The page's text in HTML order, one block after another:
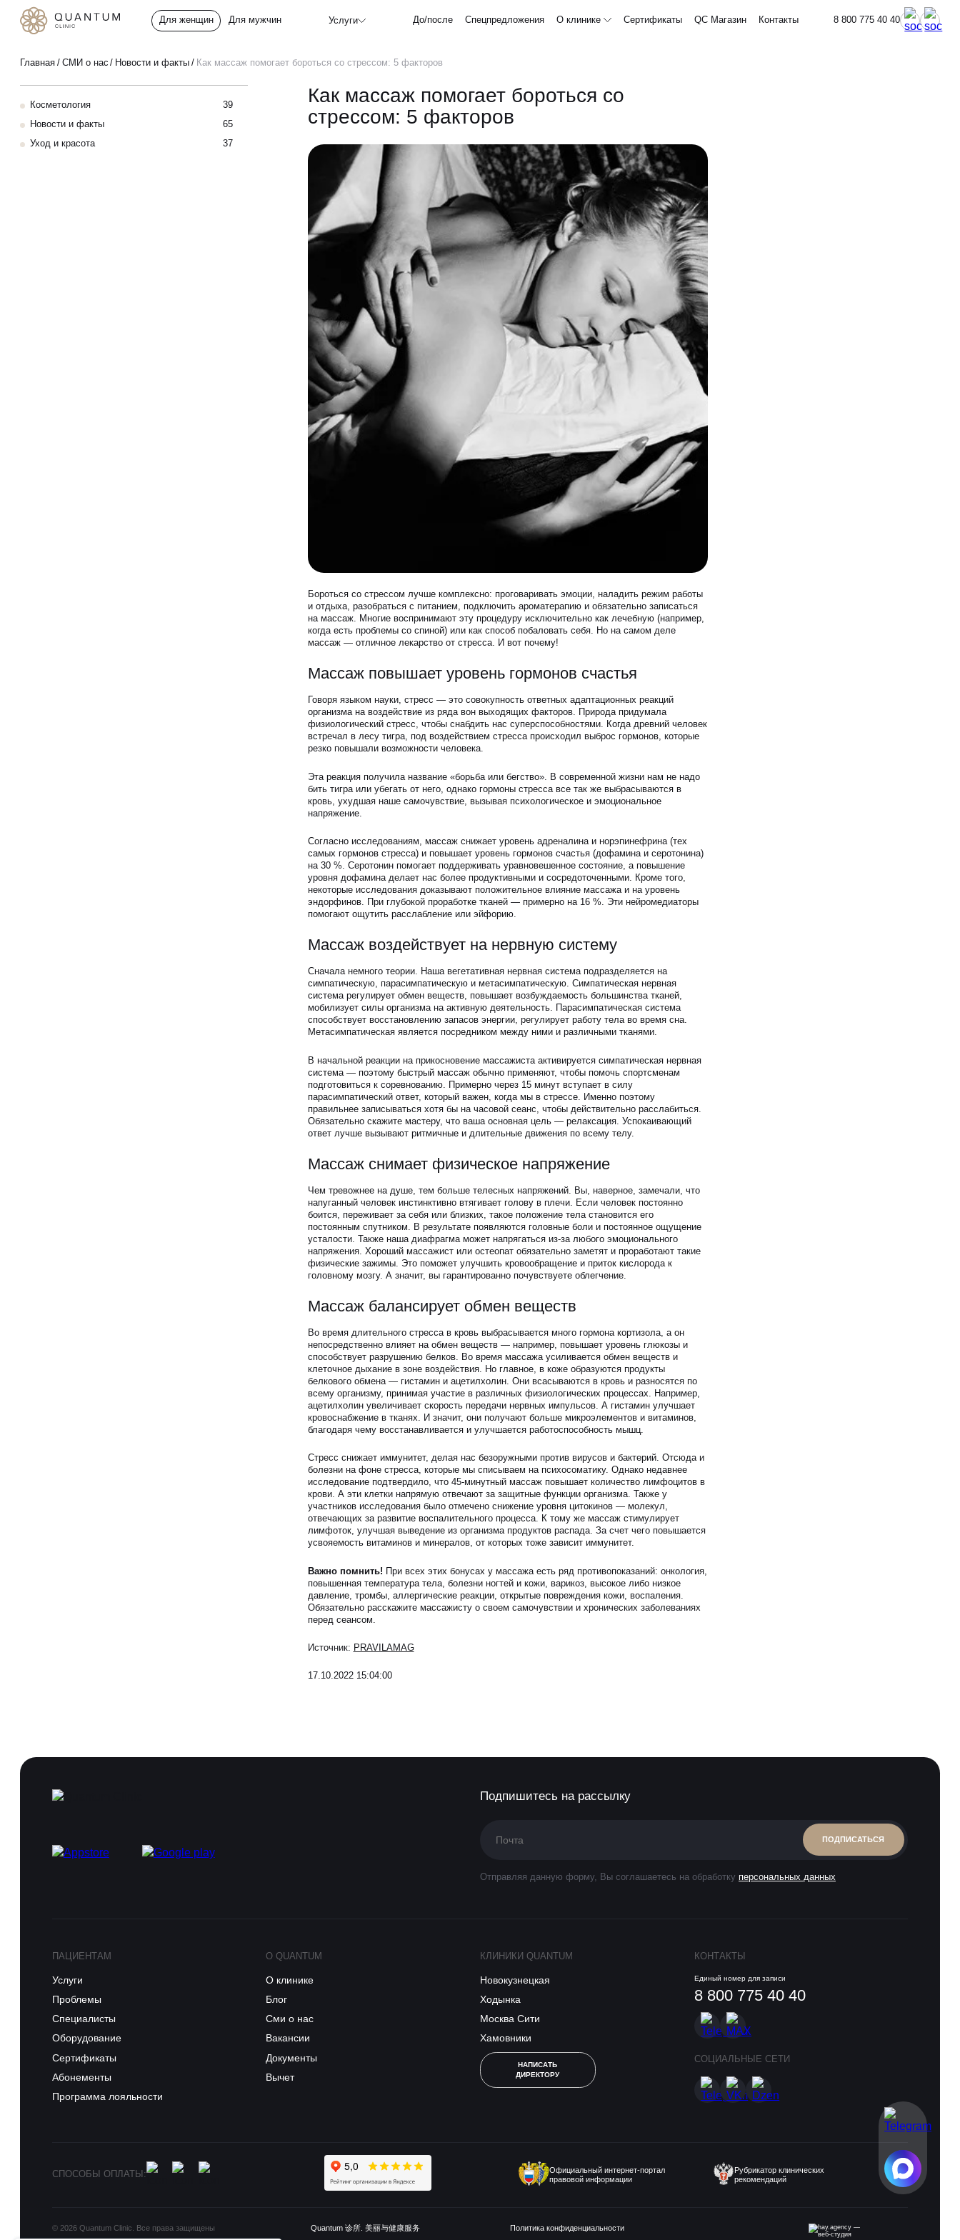
Для женщин Для мужчин Услуги До/после Спецпредложения О клинике Сертификаты QC Магазин Контакты 8 800 775 40 40
Услуги
Консультативный приём
Инъекционная косметология
Проблемы
ЗАПИСАТЬСЯ НА КОНСУЛЬТАЦИЮ
Главная СМИ о нас Новости и факты Как массаж помогает бороться со стрессом: 5 факторов
Косметология
39
Новости и факты
65
Уход и красота
37
Как массаж помогает бороться со
стрессом: 5 факторов
Бороться со стрессом лучше комплексно: проговаривать эмоции, наладить режим работы
и отдыха, разобраться с питанием, подключить ароматерапию и обязательно записаться
на массаж. Многие воспринимают эту процедуру исключительно как лечебную (например,
когда есть проблемы со спиной) или как способ побаловать себя. Но на самом деле
массаж — отличное лекарство от стресса. И вот почему!
Массаж повышает уровень гормонов счастья
Говоря языком науки, стресс — это совокупность ответных адаптационных реакций
организма на воздействие из ряда вон выходящих факторов. Природа придумала
физиологический стресс, чтобы снабдить нас суперспособностями. Когда древний человек
встречал в лесу тигра, под воздействием стресса происходил выброс гормонов, которые
резко повышали возможности человека.
Эта реакция получила название «борьба или бегство». В современной жизни нам не надо
бить тигра или убегать от него, однако гормоны стресса все так же выбрасываются в
кровь, ухудшая наше самочувствие, вызывая психологическое и эмоциональное
напряжение.
Согласно исследованиям, массаж снижает уровень адреналина и норэпинефрина (тех
самых гормонов стресса) и повышает уровень гормонов счастья (дофамина и серотонина)
на 30 %. Серотонин помогает поддерживать уравновешенное состояние, а повышение
уровня дофамина делает нас более продуктивными и сосредоточенными. Кроме того,
некоторые исследования доказывают положительное влияние массажа и на уровень
эндорфинов. При глубокой проработке тканей — примерно на 16 %. Эти нейромедиаторы
помогают ощутить расслабление или эйфорию.
Массаж воздействует на нервную систему
Сначала немного теории. Наша вегетативная нервная система подразделяется на
симпатическую, парасимпатическую и метасимпатическую. Cимпатическая нервная
система регулирует обмен веществ, повышает возбуждаемость большинства тканей,
мобилизует силы организма на активную деятельность. Парасимпатическая система
способствует восстановлению запасов энергии, регулирует работу тела во время сна.
Метасимпатическая является посредником между ними и различными тканями.
В начальной реакции на прикосновение массажиста активируется симпатическая нервная
система — поэтому быстрый массаж обычно применяют, чтобы помочь спортсменам
подготовиться к соревнованию. Примерно через 15 минут вступает в силу
парасимпатический ответ, который важен, когда мы в стрессе. Именно поэтому
правильнее записываться хотя бы на часовой сеанс, чтобы действительно расслабиться.
Обязательно скажите мастеру, что ваша основная цель — релаксация. Успокаивающий
ответ лучше вызывают ритмичные и длительные движения по всему телу.
Массаж снимает физическое напряжение
Чем тревожнее на душе, тем больше телесных напряжений. Вы, наверное, замечали, что
напуганный человек инстинктивно втягивает голову в плечи. Если человек постоянно
боится, переживает за себя или близких, такое положение тела становится его
постоянным спутником. В результате появляются головные боли и постоянное ощущение
усталости. Также наша диафрагма может напрягаться из-за любого эмоционального
напряжения. Хороший массажист или остеопат обязательно заметят и проработают такие
физические зажимы. Это поможет улучшить кровообращение и приток кислорода к
головному мозгу. А значит, вы гарантированно почувствуете облегчение.
Массаж балансирует обмен веществ
Во время длительного стресса в кровь выбрасывается много гормона кортизола, а он
непосредственно влияет на обмен веществ — например, повышает уровень глюкозы и
способствует разрушению белков. Во время массажа усиливается обмен веществ и
клеточное дыхание в зоне воздействия. Но главное, в коже образуются продукты
белкового обмена — гистамин и ацетилхолин. Они всасываются в кровь и разносятся по
всему организму, принимая участие в различных физиологических процессах. Например,
ацетилхолин увеличивает скорость передачи нервных импульсов. А гистамин улучшает
кровоснабжение в тканях. И значит, они получают больше микроэлементов и витаминов,
благодаря чему восстанавливается и улучшается работоспособность мышц.
Стресс снижает иммунитет, делая нас безоружными против вирусов и бактерий. Отсюда и
болезни на фоне стресса, которые мы списываем на психосоматику. Однако недавнее
исследование подтвердило, что 45-минутный массаж повышает количество лимфоцитов в
крови. А эти клетки напрямую отвечают за защитные функции организма. Также у
участников исследования было отмечено снижение уровня цитокинов — молекул,
отвечающих за развитие воспалительного процесса. К тому же массаж стимулирует
лимфоток, улучшая выведение из организма продуктов распада. За счет чего повышается
усвояемость витаминов и минералов, от которых тоже зависит иммунитет.
Важно помнить! При всех этих бонусах у массажа есть ряд противопоказаний: онкология,
повышенная температура тела, болезни ногтей и кожи, варикоз, высокое либо низкое
давление, тромбы, аллергические реакции, открытые повреждения кожи, воспаления.
Обязательно расскажите массажисту о своем самочувствии и хронических заболеваниях
перед сеансом.
Источник: PRAVILAMAG
17.10.2022 15:04:00
Подпишитесь на рассылку
ПОДПИСАТЬСЯ
Отправляя данную форму, Вы соглашаетесь на обработку персональных данных
ПАЦИЕНТАМ
Услуги
Проблемы
Специалисты
Оборудование
Сертификаты
Абонементы
Программа лояльности
О QUANTUM
О клинике
Блог
Сми о нас
Вакансии
Документы
Вычет
КЛИНИКИ QUANTUM
Новокузнецкая
Ходынка
Москва Сити
Хамовники
НАПИСАТЬ
ДИРЕКТОРУ
КОНТАКТЫ
Единый номер для записи
8 800 775 40 40
СОЦИАЛЬНЫЕ СЕТИ
СПОСОБЫ ОПЛАТЫ:
Официальный интернет-портал
правовой информации
Рубрикатор клинических
рекомендаций
Политика конфиденциальности
© 2026 Quantum Clinic. Все права защищены Quantum 诊所. 美丽与健康服务